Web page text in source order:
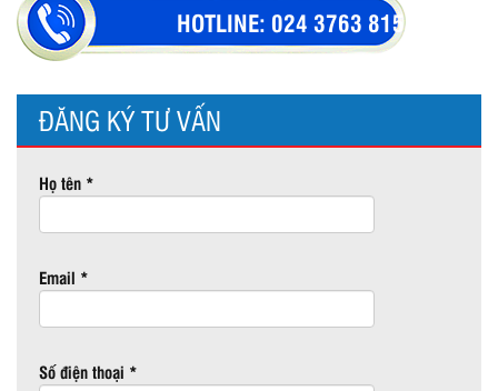
HOTLINE: 024 3763 8154
ĐĂNG KÝ TƯ VẤN
Họ tên *
Email *
Số điện thoại *